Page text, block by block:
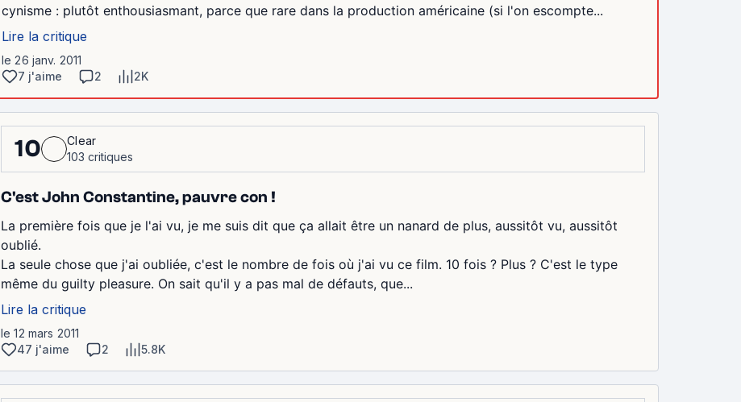
cynisme : plutôt enthousiasmant, parce que rare dans la production américaine (si l'on escompte...
Lire la critique
le 26 janv. 2011
7 j'aime
2 2K
10
Clear
103 critiques
C'est John Constantine, pauvre con !
La première fois que je l'ai vu, je me suis dit que ça allait être un nanard de plus, aussitôt vu, aussitôt
oublié.
La seule chose que j'ai oubliée, c'est le nombre de fois où j'ai vu ce film. 10 fois ? Plus ? C'est le type
même du guilty pleasure. On sait qu'il y a pas mal de défauts, que...
Lire la critique
le 12 mars 2011
47 j'aime
2 5.8K